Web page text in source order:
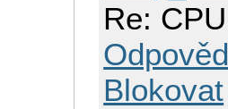
Re:
Blokovat